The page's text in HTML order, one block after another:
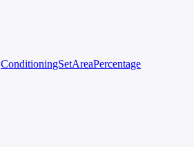
ConditioningSetAreaPercentage